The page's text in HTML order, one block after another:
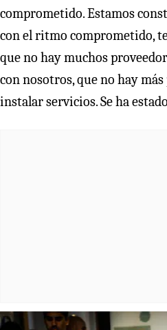
comprometido. Estamos
con el ritmo comprometido,
que no hay muchos
con nosotros, que no hay
instalar servicios. Se ha